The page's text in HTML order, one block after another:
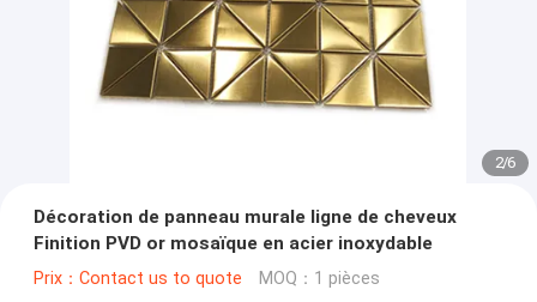
2/6
Décoration de panneau murale ligne de cheveux
Finition PVD or mosaïque en acier inoxydable
Prix：Contact us to quote MOQ：1 pièces